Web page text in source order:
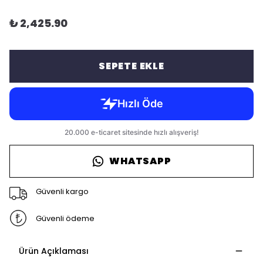
₺ 2,425.90
SEPETE EKLE
WHATSAPP
Güvenli kargo
Güvenli ödeme
Ürün Açıklaması